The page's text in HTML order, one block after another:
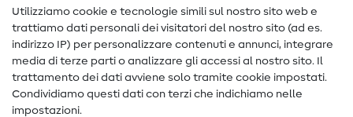
Nähanleitungen
Assistenza e contatto
Contatto
Informazioni sul nuovo proprietario
Utilizziamo cookie e tecnologie simili sul nostro sito web e
trattiamo dati personali dei visitatori del nostro sito (ad es.
indirizzo IP) per personalizzare contenuti e annunci, integrare
media di terze parti o analizzare gli accessi al nostro sito. Il
trattamento dei dati avviene solo tramite cookie impostati.
Condividiamo questi dati con terzi che indichiamo nelle
impostazioni.